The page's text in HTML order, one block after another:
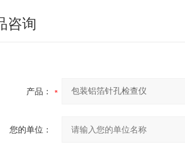
咨询
产品：
您的单位：